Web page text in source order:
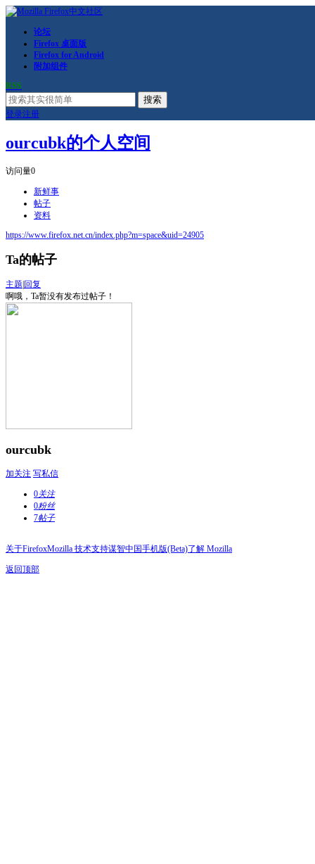
论坛
Firefox 桌面版
Firefox for Android
附加组件
RSS
搜索
登录注册
ourcubk的个人空间
访问量0
新鲜事
帖子
资料
https://www.firefox.net.cn/index.php?m=space&uid=24905
Ta的帖子
主题 回复
啊哦，Ta暂没有发布过帖子！
ourcubk
加关注 写私信
0关注
0粉丝
7帖子
关于FirefoxMozilla 技术支持谋智中国手机版(Beta)了解 Mozilla
返回顶部